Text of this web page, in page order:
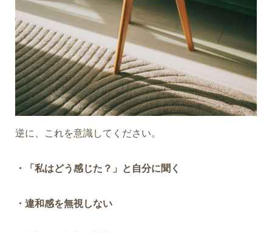
逆に、これを意識してください。
・「私はどう感じた？」と自分に聞く
・違和感を無視しない